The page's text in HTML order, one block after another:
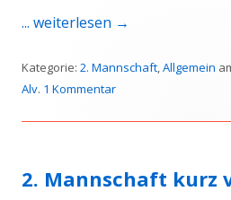
... weiterlesen →
Kategorie: 2. Mannschaft,Allgemein
Alv. 1 Kommentar
2. Mannschaft kurz